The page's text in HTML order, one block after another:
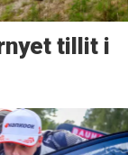
tillit i